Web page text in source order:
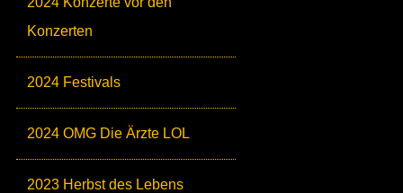
Konzerten
2024 Festivals
2024 OMG Die Ärzte LOL
2023 Herbst des Lebens